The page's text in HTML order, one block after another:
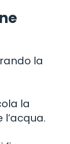
la
la
l’acqua.